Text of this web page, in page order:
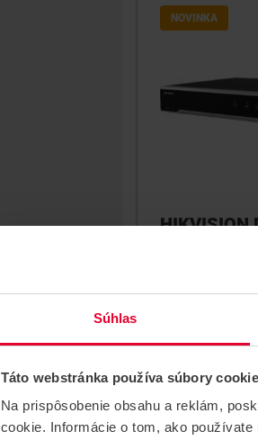
Súhlas
Táto webstránka používa súbory
Na prispôsobenie obsahu a reklám,
cookie. Informácie o tom, ako
NOVINKA
HIKVISION
8K sieťový
DS-